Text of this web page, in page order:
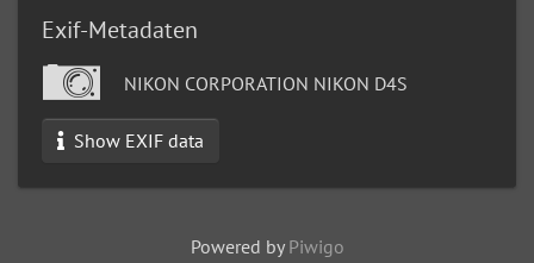
Exif-Metadaten
NIKON CORPORATION NIKON D4S
Show EXIF data
Powered by Piwigo